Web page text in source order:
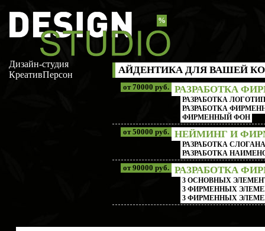
Дизайн-студия
КреативПерсон
%
АЙДЕНТИКА ДЛЯ ВАШЕЙ
РАЗРАБОТКА
РАЗРАБОТКА
РАЗРАБОТКА
ФИРМЕННЫЙ ФОН
от 70000 руб.
НЕЙМИНГ И
РАЗРАБОТКА
РАЗРАБОТКА
от 50000 руб.
РАЗРАБОТКА
3 ОСНОВНЫХ
3 ФИРМЕННЫХ
3 ФИРМЕННЫХ
от 90000 руб.